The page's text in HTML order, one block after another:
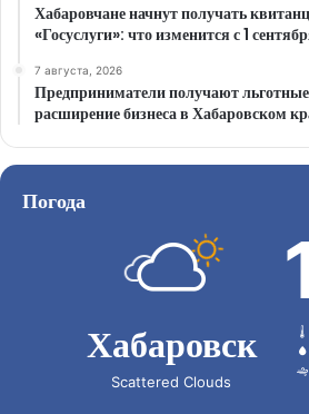
Хабаровчане начнут получать
«Госуслуги»: что изменится с 1
7 августа, 2026
Предприниматели получают
расширение бизнеса в Хабаровском
Погода
Хабаровск
Scattered Clouds